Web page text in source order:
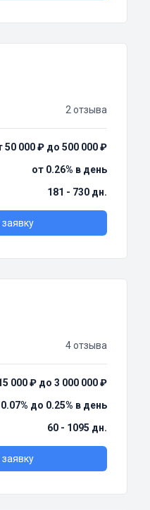
2 отзыва
50 000 ₽ до 500 000 ₽
от 0.26% в день
181 - 730 дн.
4 отзыва
000 ₽ до 3 000 000 ₽
до 0.25% в день
60 - 1095 дн.